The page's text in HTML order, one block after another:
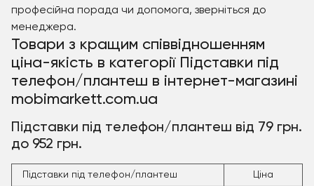
професійна порада чи допомога, зверніться до
менеджера.
Товари з кращим співвідношенням
ціна-якість в категорії Підставки під
телефон/плантеш в інтернет-магазині
mobimarkett.com.ua
Підставки під телефон/плантеш від 79 грн.
до 952 грн.
Підставки під телефон/плантеш Ціна